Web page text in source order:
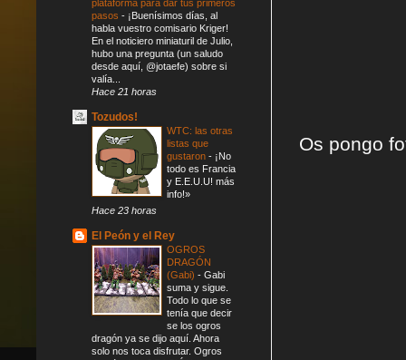
Os pongo
plataforma para dar tus primeros
pasos - ¡Buenísimos días, al
habla vuestro comisario Kriger!
En el noticiero miniaturil de Julio,
hubo una pregunta (un saludo
desde aquí, @jotaefe) sobre si
valía...
Hace 21 horas
Tozudos!
WTC: las otras
listas que
gustaron - ¡No
todo es Francia
y E.E.U.U! más
info!»
Hace 23 horas
El Peón y el Rey
OGROS
DRAGÓN
(Gabi) - Gabi
suma y sigue.
Todo lo que se
tenía que decir
se los ogros
dragón ya se dijo aquí. Ahora
solo nos toca disfrutar. Ogros